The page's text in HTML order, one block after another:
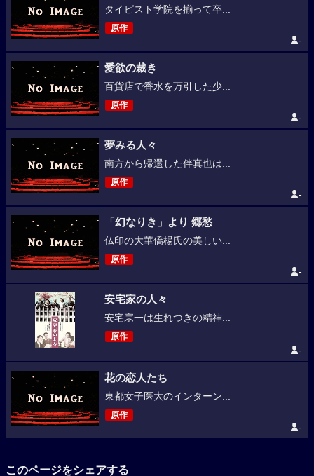
タイピスト学院を揃って卒...
原作
-
愛欲の裁き
百貨店で香水を万引した少...
原作
-
夢みる人々
南方から帰還した伴真也は...
原作
-
「幻なりき」より 郷愁
仏印の大華僑楊氏の美しい...
原作
-
安宅家の人々
安宅宗一は生れつきの精神...
原作
-
花の恋人たち
東都女子医大のインターン...
原作
-
このページをシェアする